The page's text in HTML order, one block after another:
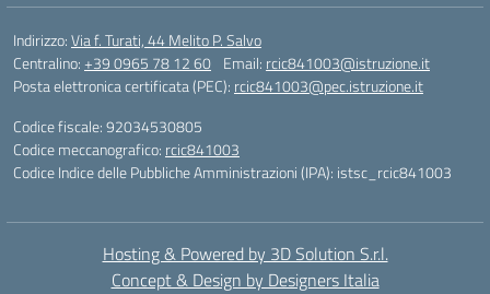
Indirizzo:Via f. Turati, 44 Melito P. Salvo
Centralino:+39 0965 78 12 60 Email: rcic841003@istruzione.it
Posta elettronica certificata (PEC): rcic841003@pec.istruzione.it
Codice fiscale: 92034530805
Codice meccanografico: rcic841003
Codice Indice delle Pubbliche Amministrazioni (IPA): istsc_rcic841003
Hosting & Powered by 3D Solution S.r.l.
Concept & Design by Designers Italia